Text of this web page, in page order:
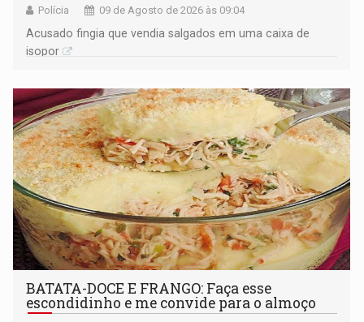
Polícia 09 de Agosto de 2026 às 09:04
Acusado fingia que vendia salgados em uma caixa de
isopor
BATATA-DOCE E FRANGO: Faça esse
escondidinho e me convide para o almoço